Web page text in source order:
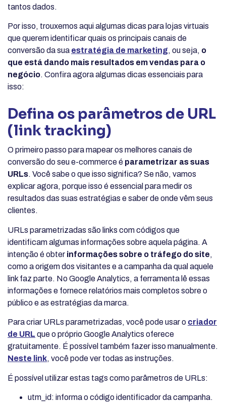
tantos dados.
Por isso, trouxemos aqui algumas dicas para lojas virtuais
que querem identificar quais os principais canais de
conversão da sua estratégia de marketing, ou seja, o
que está dando mais resultados em vendas para o
negócio. Confira agora algumas dicas essenciais para
isso:
Defina os parâmetros de URL
(link tracking)
O primeiro passo para mapear os melhores canais de
conversão do seu e-commerce é parametrizar as suas
URLs. Você sabe o que isso significa? Se não, vamos
explicar agora, porque isso é essencial para medir os
resultados das suas estratégias e saber de onde vêm seus
clientes.
URLs parametrizadas são links com códigos que
identificam algumas informações sobre aquela página. A
intenção é obter informações sobre o tráfego do site,
como a origem dos visitantes e a campanha da qual aquele
link faz parte. No Google Analytics, a ferramenta lê essas
informações e fornece relatórios mais completos sobre o
público e as estratégias da marca.
Para criar URLs parametrizadas, você pode usar o criador
de URL que o próprio Google Analytics oferece
gratuitamente. É possível também fazer isso manualmente.
Neste link, você pode ver todas as instruções.
É possível utilizar estas tags como parâmetros de URLs:
utm_id: informa o código identificador da campanha.